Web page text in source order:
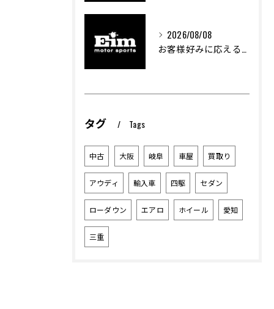
2026/08/08
お客様好みに応える中古車選びのポイント
タグ Tags
中古 大阪 岐阜 車屋 買取り
アウディ 輸入車 四駆 セダン
ローダウン エアロ ホイール 愛知
三重